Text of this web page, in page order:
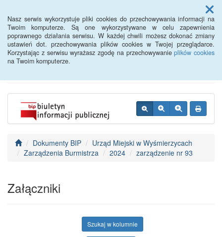
Nasz serwis wykorzystuje pliki cookies do przechowywania informacji na
Twoim komputerze. Są one wykorzystywane w celu zapewnienia
poprawnego działania serwisu. W każdej chwili możesz dokonać zmiany
ustawień dot. przechowywania plików cookies w Twojej przeglądarce.
Korzystając z serwisu wyrażasz zgodę na przechowywanieplików cookies
na Twoim komputerze.
Menu
BIP - Urząd Miejski
Wyśmierzyce
Dokumenty BIP
Urząd Miejski w Wyśmierzycach
Zarządzenia Burmistrza
2024 zarządzenie nr 93
Załączniki
Szukaj w kolumnie